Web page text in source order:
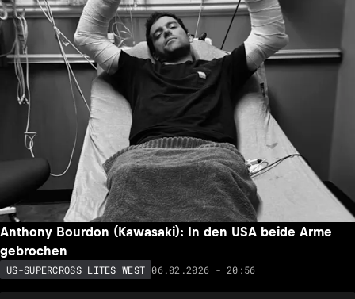
Anthony Bourdon (Kawasaki): In den USA beide Arme
gebrochen
US-SUPERCROSS LITES WEST 06.02.2026 - 20:56